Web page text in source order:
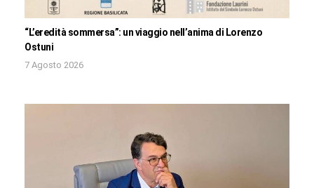
“L’eredità sommersa”: un viaggio nell’anima di Lorenzo
Ostuni
7 Agosto 2026